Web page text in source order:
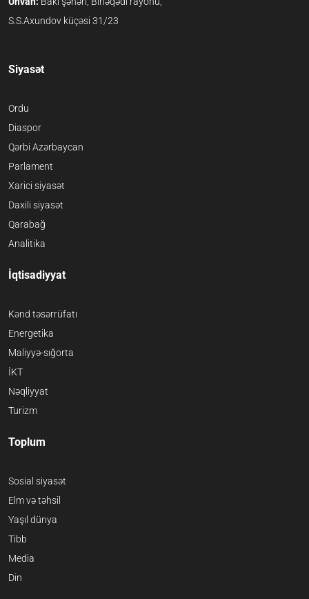
S.S.Axundov küçəsi 31/23
Siyasət
Ordu
Diaspor
Qərbi Azərbaycan
Parlament
Xarici siyasət
Daxili siyasət
Qarabağ
Analitika
İqtisadiyyat
Kənd təsərrüfatı
Energetika
Maliyyə-sığorta
İKT
Nəqliyyat
Turizm
Toplum
Sosial siyasət
Elm və təhsil
Yaşıl dünya
Tibb
Media
Din